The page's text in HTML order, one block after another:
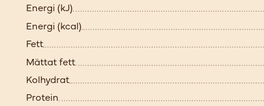
Energi (kJ)
Energi (kcal)
Fett
Mättat fett
Kolhydrat
Protein